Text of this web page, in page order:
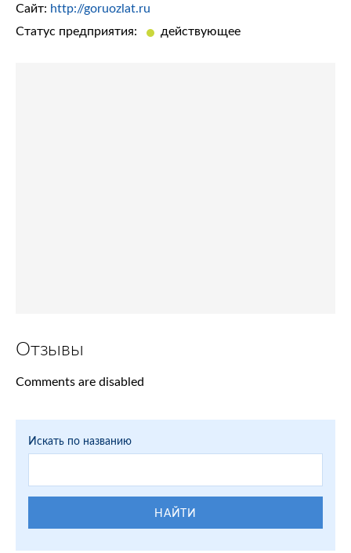
Сайт: http://goruozlat.ru
Статус предприятия:
действующее
Отзывы
Comments are disabled
Искать по названию
НАЙТИ